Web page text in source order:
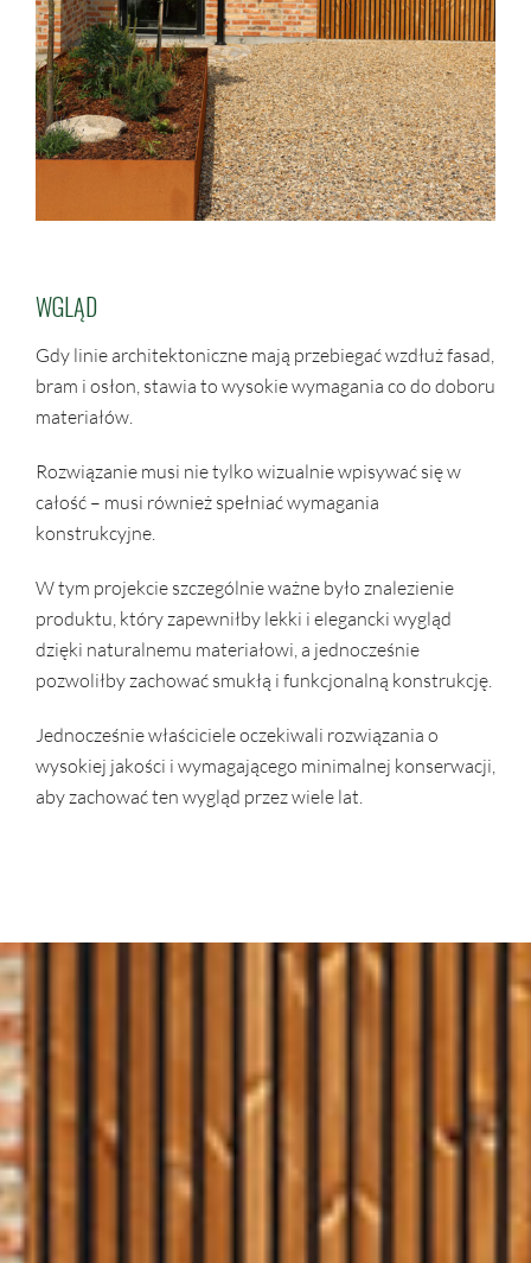
WGLĄD
Gdy linie architektoniczne mają przebiegać wzdłuż fasad,
bram i osłon, stawia to wysokie wymagania co do doboru
materiałów.
Rozwiązanie musi nie tylko wizualnie wpisywać się w
całość – musi również spełniać wymagania
konstrukcyjne.
W tym projekcie szczególnie ważne było znalezienie
produktu, który zapewniłby lekki i elegancki wygląd
dzięki naturalnemu materiałowi, a jednocześnie
pozwoliłby zachować smukłą i funkcjonalną konstrukcję.
Jednocześnie właściciele oczekiwali rozwiązania o
wysokiej jakości i wymagającego minimalnej konserwacji,
aby zachować ten wygląd przez wiele lat.